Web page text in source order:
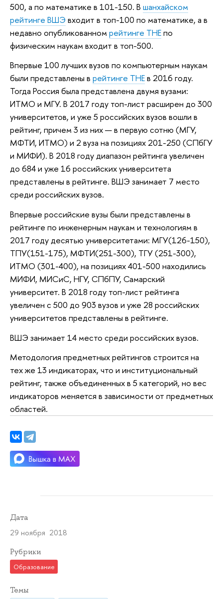
500, а по математике в 101-150. В шанхайском
рейтинге ВШЭ входит в топ-100 по математике, а в
недавно опубликованном рейтинге ТНЕпо
физическим наукам входит в топ-500.
Впервые 100 лучших вузов по компьютерным наукам
были представлены в рейтинге ТНЕв 2016 году.
Тогда Россия была представлена двумя вузами:
ИТМО и МГУ. В 2017 году топ-лист расширен до 300
университетов, и уже 5 российских вузов вошли в
рейтинг, причем 3 из них — в первую сотню (МГУ,
МФТИ, ИТМО) и 2 вуза на позициях 201-250 (СПбГУ
и МИФИ). В 2018 году диапазон рейтинга увеличен
до 684 и уже 16 российских университета
представлены в рейтинге. ВШЭ занимает 7 место
среди российских вузов.
Впервые российские вузы были представлены в
рейтинге по инженерным наукам и технологиям в
2017 году десятью университетами: МГУ(126-150),
ТПУ(151-175), МФТИ(251-300), ТГУ (251-300),
ИТМО (301-400), на позициях 401-500 находились
МИФИ, МИСиС, НГУ, СПбПУ, Самарский
университет. В 2018 году топ-лист рейтинга
увеличен с 500 до 903 вузов и уже 28 российских
университетов представлены в рейтинге.
ВШЭ занимает 14 место среди российских вузов.
Методология предметных рейтингов строится на
тех же 13 индикаторах, что и институциональный
рейтинг, также объединенных в 5 категорий, но вес
индикаторов меняется в зависимости от предметных
областей.
Дата
29 ноября 2018
Рубрики
Образование
Темы